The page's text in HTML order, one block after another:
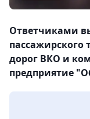
Ответчиками
пассажирского
дорог ВКО и
предприятие